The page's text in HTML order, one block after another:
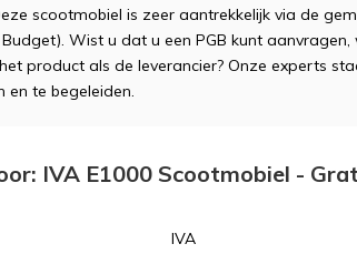
scootmobiel is zeer aantrekkelijk via de
Wist u dat u een PGB kunt
product als de leverancier? Onze experts
en te begeleiden.
IVA E1000 Scootmobiel -
IVA